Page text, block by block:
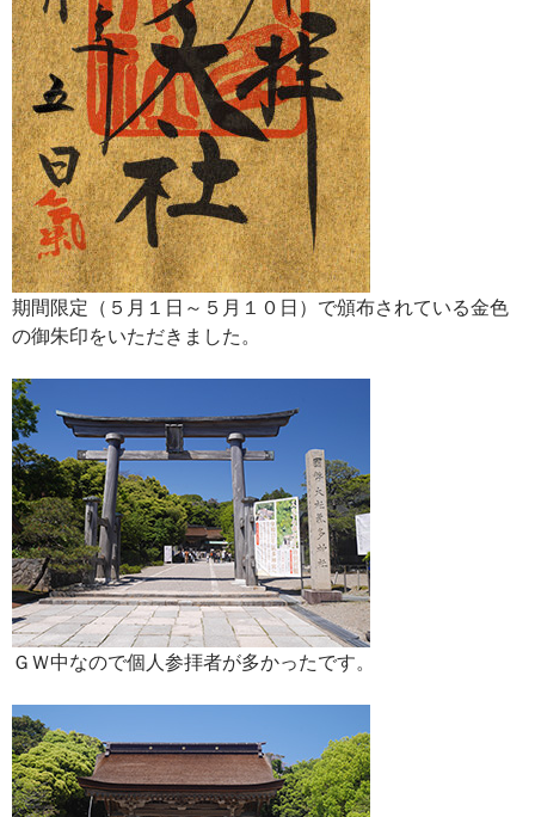
期間限定（５月１日～５月１０日）で頒布されている金色
の御朱印をいただきました。
ＧＷ中なので個人参拝者が多かったです。